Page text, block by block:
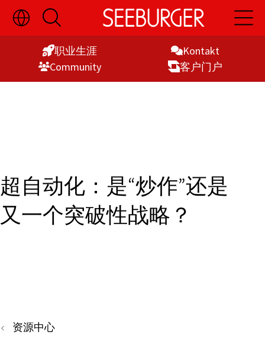
Skip
to
切
换
语
显
开
启
搜
索
开
启
主
Kontakt
职业生涯
客户门户
Commu­nity
超自动化：是“炒作”还是
又一个突破性战略？
资源中心